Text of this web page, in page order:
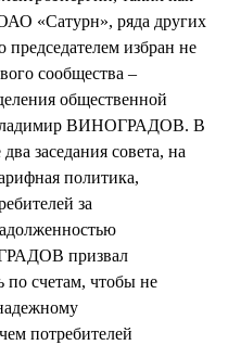
«Сатурн», ряда других
избран не
сообщества –
общественной
ВИНОГРАДОВ. В
заседания совета, на
политика,
за
призвал
по счетам, чтобы не
потребителей